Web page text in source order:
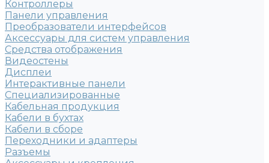
Контроллеры
Панели управления
Преобразователи интерфейсов
Аксессуары для систем управления
Средства отображения
Видеостены
Дисплеи
Интерактивные панели
Специализированные
Кабельная продукция
Кабели в бухтах
Кабели в сборе
Переходники и адаптеры
Разъемы